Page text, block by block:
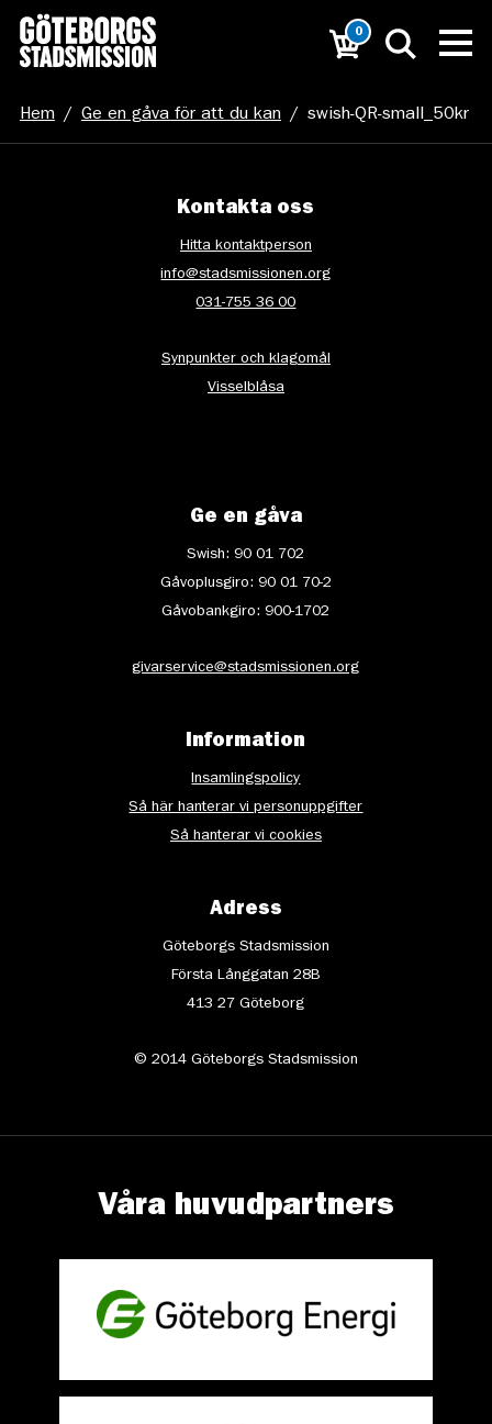
0
Hem / Ge en gåva för att du kan / swish-QR-small_50kr
Kontakta oss
Hitta kontaktperson
info@stadsmissionen.org
031-755 36 00
Synpunkter och klagomål
Visselblåsa
Ge en gåva
Swish: 90 01 702
Gåvoplusgiro: 90 01 70-2
Gåvobankgiro: 900-1702
givarservice@stadsmissionen.org
Information
Insamlingspolicy
Så här hanterar vi personuppgifter
Så hanterar vi cookies
Adress
Göteborgs Stadsmission
Första Långgatan 28B
413 27 Göteborg
© 2014 Göteborgs Stadsmission
Våra huvudpartners